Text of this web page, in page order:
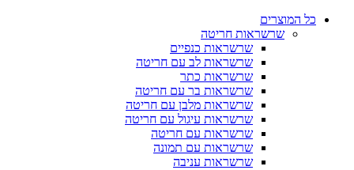
כל המוצרים
שרשראות חריטה
שרשראות כנפיים
שרשראות לב עם חריטה
שרשראות כתר
שרשראות בר עם חריטה
שרשראות מלבן עם חריטה
שרשראות עיגול עם חריטה
שרשראות עם חריטה
שרשראות עם תמונה
שרשראות עניבה